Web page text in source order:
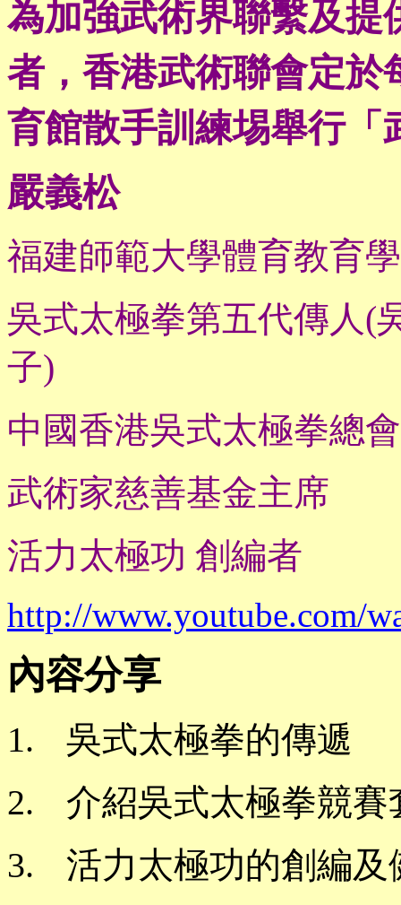
為加強武術界聯繫及提
者，香港武術聯會定於
育館散手訓練埸舉行「
嚴義松
福建師範大學體育教育
吳式太極拳第五代傳人(
子)
中國香港吳式太極拳總
武術家慈善基金主席
活力太極功 創編者
http://www.youtube.com/
內容分享
1.
吳式太極拳的傳遞
2.
介紹吳式太極拳競賽
3.
活力太極功的創編及